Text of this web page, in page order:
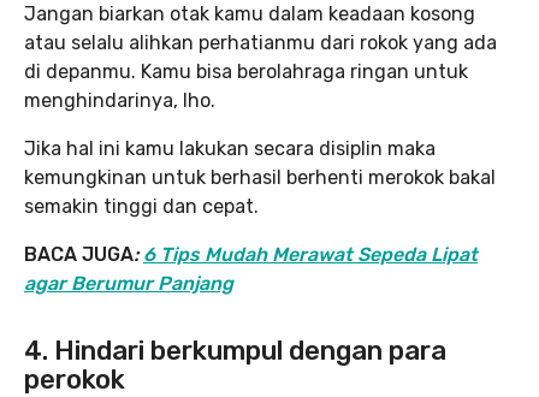
Jangan biarkan otak kamu dalam keadaan kosong
atau selalu alihkan perhatianmu dari rokok yang ada
di depanmu. Kamu bisa berolahraga ringan untuk
menghindarinya, lho.
Jika hal ini kamu lakukan secara disiplin maka
kemungkinan untuk berhasil berhenti merokok bakal
semakin tinggi dan cepat.
BACA JUGA:6 Tips Mudah Merawat Sepeda Lipat
agar Berumur Panjang
4. Hindari berkumpul dengan para
perokok